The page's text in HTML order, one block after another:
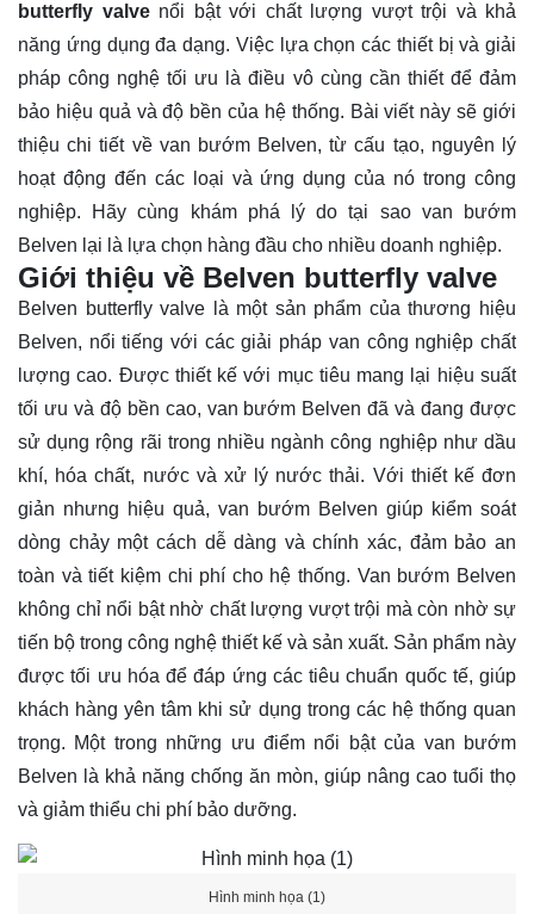
butterfly valvenổi bật với chất lượng vượt trội và khả
năng ứng dụng đa dạng. Việc lựa chọn các thiết bị và giải
pháp công nghệ tối ưu là điều vô cùng cần thiết để đảm
bảo hiệu quả và độ bền của hệ thống. Bài viết này sẽ giới
thiệu chi tiết về van bướm Belven, từ cấu tạo, nguyên lý
hoạt động đến các loại và ứng dụng của nó trong công
nghiệp. Hãy cùng
khám phá lý do tại sao van bướm
Belven lại là lựa chọn hàng đầu cho nhiều doanh nghiệp.
Giới thiệu về Belven butterfly valve
Belven butterfly valve là một sản phẩm của thương hiệu
Belven, nổi tiếng với các giải pháp van công nghiệp chất
lượng cao. Được thiết kế với mục tiêu mang lại hiệu suất
tối ưu và độ bền cao, van bướm Belven đã và đang được
sử dụng rộng rãi trong nhiều ngành công nghiệp như dầu
khí, hóa chất, nước và xử lý nước thải. Với thiết kế đơn
giản nhưng hiệu quả, van bướm Belven giúp kiểm soát
dòng chảy một cách dễ dàng và chính xác, đảm bảo an
toàn và tiết kiệm chi phí cho hệ thống. Van bướm Belven
không chỉ nổi bật nhờ chất lượng vượt trội mà còn nhờ sự
tiến bộ trong công nghệ thiết kế và sản xuất. Sản phẩm này
được tối ưu hóa để đáp ứng các tiêu chuẩn quốc tế, giúp
khách hàng yên tâm khi sử dụng trong các hệ thống quan
trọng. Một trong những ưu điểm nổi bật của van bướm
Belven là khả năng chống ăn mòn, giúp nâng cao tuổi thọ
và giảm thiểu chi phí bảo dưỡng.
Hình minh họa (1)